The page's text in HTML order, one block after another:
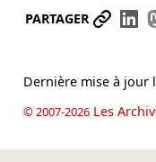
PARTAGER
Dernière mise à jour
© 2007-2026Les